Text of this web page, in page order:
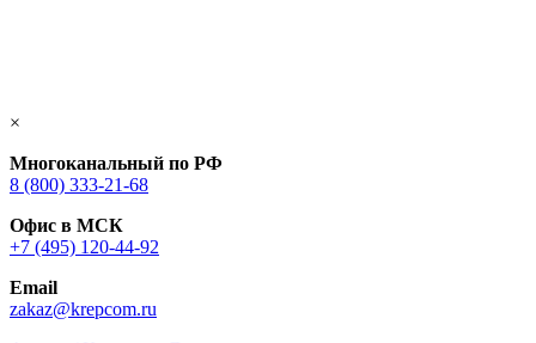
×
Многоканальный по РФ
8 (800) 333‑21-68
Офис в МСК
+7 (495) 120-44-92
Email
zakaz@krepcom.ru